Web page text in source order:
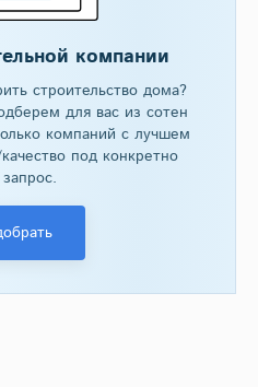
компании
строительство дома?
для вас из сотен
компаний с лучшем
под конкретно